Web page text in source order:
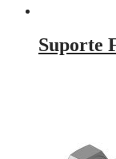
Suporte